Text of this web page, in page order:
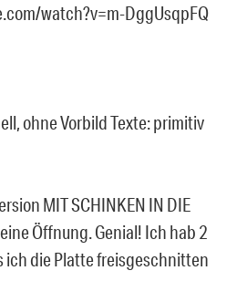
watch?v=m-DggUsqpFQ
ohne Vorbild Texte: primitiv
MIT SCHINKEN IN DIE
Öffnung. Genial! Ich hab 2
ich die Platte freisgeschnitten